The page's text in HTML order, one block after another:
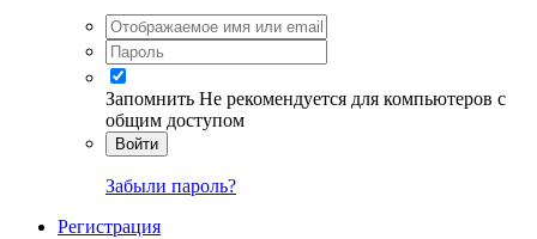
Запомнить Не рекомендуется для компьютеров с
общим доступом
Войти
Забыли пароль?
Регистрация